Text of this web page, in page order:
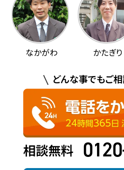
なかがわ かたぎり
どんな事でもご
相談無料